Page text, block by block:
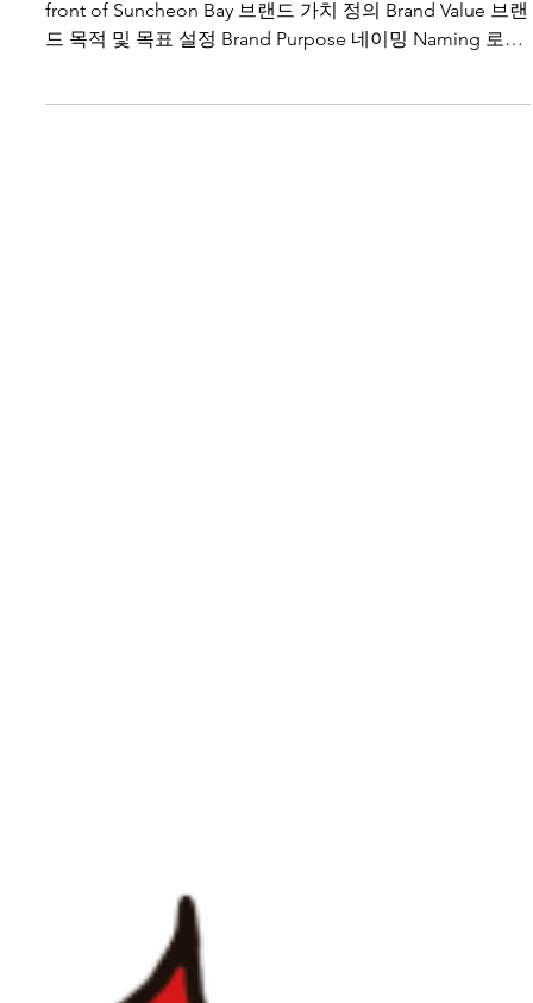
순천만습지 앞에 위치한 한옥카페 Hanok Cafe located in
front of Suncheon Bay 브랜드 가치 정의 Brand Value 브랜
작업 Brand...